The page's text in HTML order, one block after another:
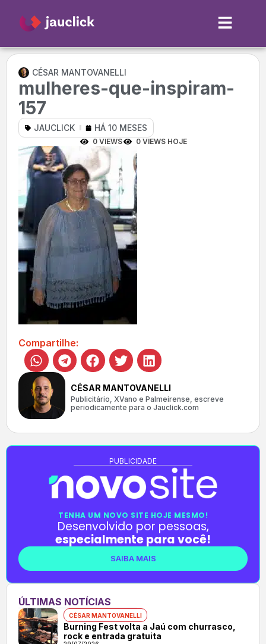
CÉSAR MANTOVANELLI
mulheres-que-inspiram-
157
JAUCLICK HÁ 10 MESES
0 VIEWS 0 VIEWS HOJE
Compartilhe:
CÉSAR MANTOVANELLI
Publicitário, XVano e Palmeirense, escreve
periodicamente para o Jauclick.com
PUBLICIDADE
TENHA UM NOVO SITE HOJE MESMO!
Desenvolvido por pessoas,
especialmente para você!
SAIBA MAIS
ÚLTIMAS NOTÍCIAS
CÉSAR MANTOVANELLI
Burning Fest volta a Jaú com churrasco,
rock e entrada gratuita